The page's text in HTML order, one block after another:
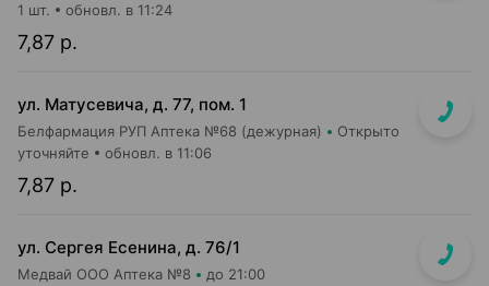
7,87 р.
1 шт. обновл. в 11:24
ул. Матусевича, д. 77, пом. 1
Белфармация РУП Аптека №68 (дежурная) Открыто
7,87 р.
уточняйте обновл. в 11:06
ул. Сергея Есенина, д. 76/1
Медвай ООО Аптека №8 до 21:00